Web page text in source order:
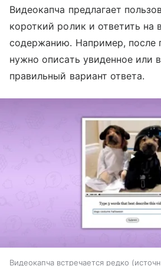
Видеокапча предлагает
короткий ролик и ответить на
содержанию. Например, после
нужно описать увиденное или
правильный вариант ответа.
Видеокапча встречается редко